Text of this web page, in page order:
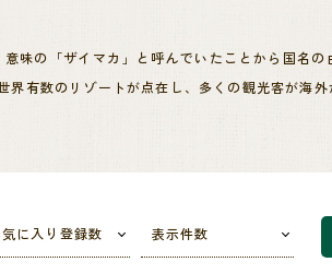
味の「ザイマカ」と呼んでいたことから国名の
有数のリゾートが点在し、多くの観光客が海外
昼と夜では大きな温度差があり、この温度差が
られます。それ故、希少性が高いコーヒーとな
に入り登録数 表示件数